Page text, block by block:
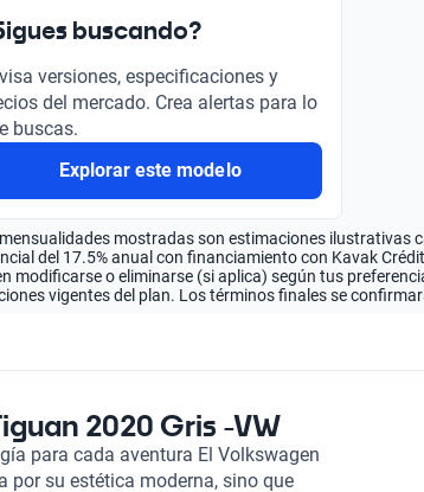
buscando?
versiones, especificaciones y
del mercado. Crea alertas para lo
buscas.
Explorar este modelo
mostradas son estimaciones ilustrativas
del 17.5% anual con financiamiento con Kavak
modificarse o eliminarse (si aplica) según tus
vigentes del plan. Los términos finales se
2020 Gris -VW
para cada aventura El Volkswagen
por su estética moderna, sino que